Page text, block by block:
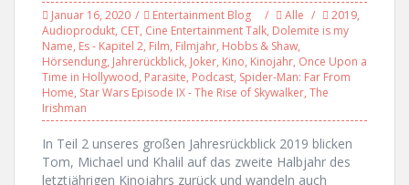
Januar 16, 2020 Entertainment Blog Alle 2019,
Audioprodukt, CET, Cine Entertainment Talk, Dolemite is my
Name, Es - Kapitel 2, Film, Filmjahr, Hobbs & Shaw,
Hörsendung, Jahrerückblick, Joker, Kino, Kinojahr, Once Upon a
Time in Hollywood, Parasite, Podcast, Spider-Man: Far From
Home, Star Wars Episode IX - The Rise of Skywalker, The
Irishman
In Teil 2 unseres großen Jahresrückblick 2019 blicken
Tom, Michael und Khalil auf das zweite Halbjahr des
letztjährigen Kinojahrs zurück und wandeln auch